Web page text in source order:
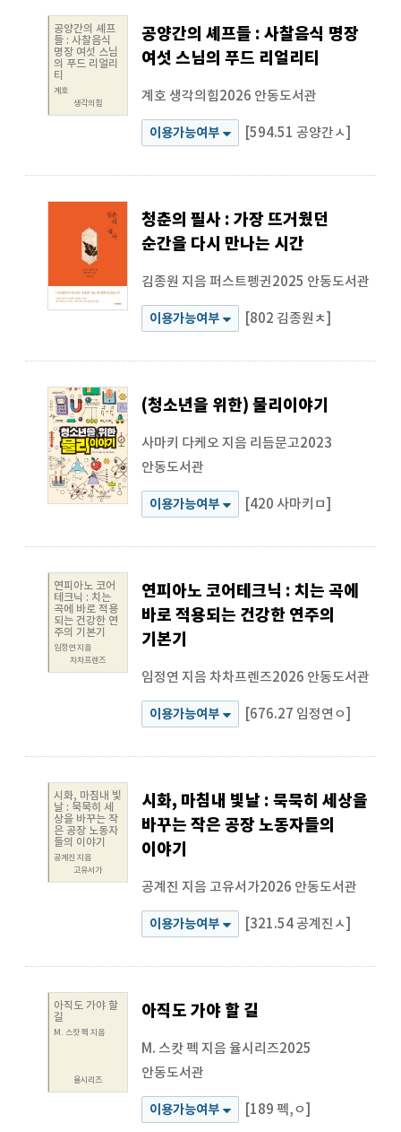
공양간의 셰프
들 : 사찰음식
명장 여섯 스님
의 푸드 리얼리
티
계호
생각의힘
공양간의 셰프들 : 사찰음식 명장
여섯 스님의 푸드 리얼리티
계호 생각의힘2026 안동도서관
이용가능여부 [594.51 공양간ㅅ]
청춘의 필사 : 가장 뜨거웠던
순간을 다시 만나는 시간
김종원 지음 퍼스트펭귄2025 안동도서관
이용가능여부 [802 김종원ㅊ]
(청소년을 위한) 물리이야기
사마키 다케오 지음 리듬문고2023
안동도서관
이용가능여부 [420 사마키ㅁ]
연피아노 코어
테크닉 : 치는
곡에 바로 적용
되는 건강한 연
주의 기본기
임정연 지음
차차프렌즈
연피아노 코어테크닉 : 치는 곡에
바로 적용되는 건강한 연주의
기본기
임정연 지음 차차프렌즈2026 안동도서관
이용가능여부 [676.27 임정연ㅇ]
시화, 마침내 빛
날 : 묵묵히 세
상을 바꾸는 작
은 공장 노동자
들의 이야기
공계진 지음
고유서가
시화, 마침내 빛날 : 묵묵히 세상을
바꾸는 작은 공장 노동자들의
이야기
공계진 지음 고유서가2026 안동도서관
이용가능여부 [321.54 공계진ㅅ]
아직도 가야 할
길
M. 스캇 펙 지음
율시리즈
아직도 가야 할 길
M. 스캇 펙 지음 율시리즈2025
안동도서관
이용가능여부 [189 펙,ㅇ]